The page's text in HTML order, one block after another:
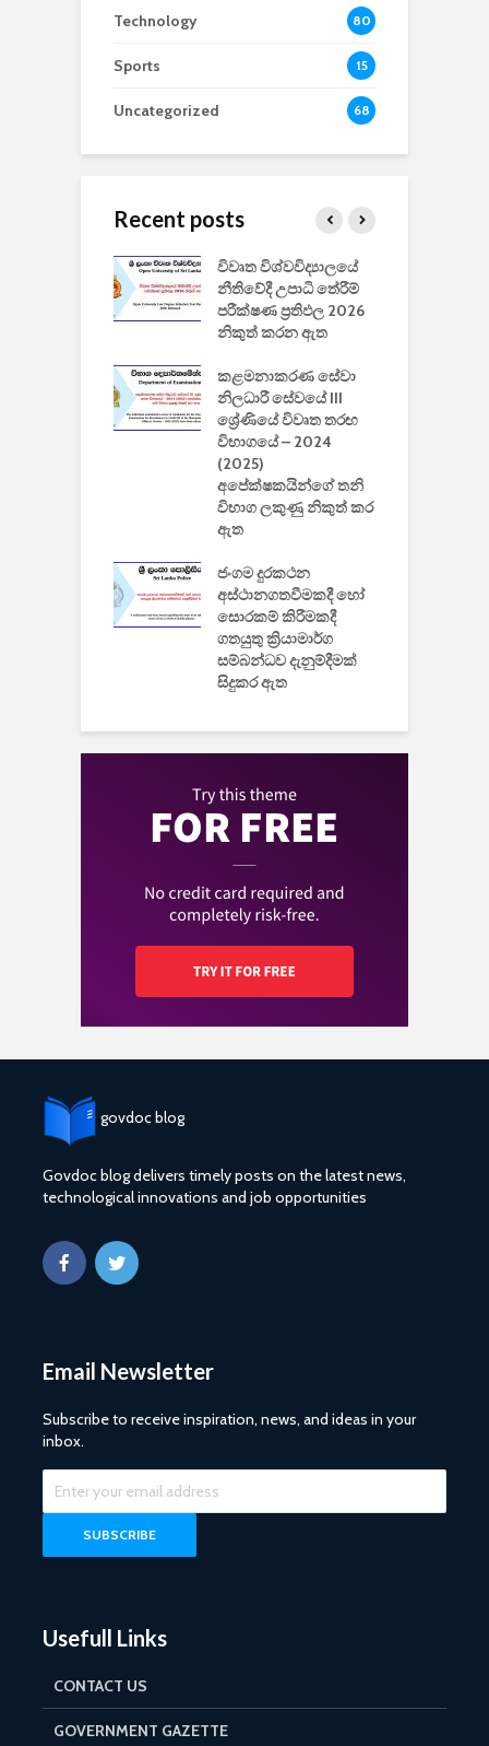
Technology 80
Sports 15
Uncategorized 68
Recent posts
විවෘත විශ්වවිද්‍යාලයේ
නීතිවේදී උපාධි තේරීම්
පරීක්ෂණ ප්‍රතිඵල 2026
නිකුත් කරන ඇත
කළමනාකරණ සේවා
නිලධාරී සේවයේ III
ශ්‍රේණියේ විවෘත තරඟ
විභාගයේ – 2024
(2025)
අපේක්ෂකයින්ගේ තනි
විභාග ලකුණු නිකුත් කර
ඇත
ජංගම දුරකථන
අස්ථානගතවීමකදී හෝ
සොරකම් කිරීමකදී
ගතයුතු ක්‍රියාමාර්ග
සම්බන්ධව දැනුම්දීමක්
සිදුකර ඇත
govdoc blog
Govdoc blog delivers timely posts on the latest news,
technological innovations and job opportunities
Email Newsletter
Subscribe to receive inspiration, news, and ideas in your
inbox.
Usefull Links
CONTACT US
GOVERNMENT GAZETTE